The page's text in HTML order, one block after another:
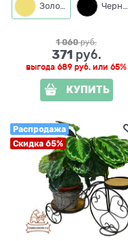
Золото Черный
1 060 руб.
371 руб.
выгода 689 руб. или 65%
КУПИТЬ
Распродажа
Скидка 65%